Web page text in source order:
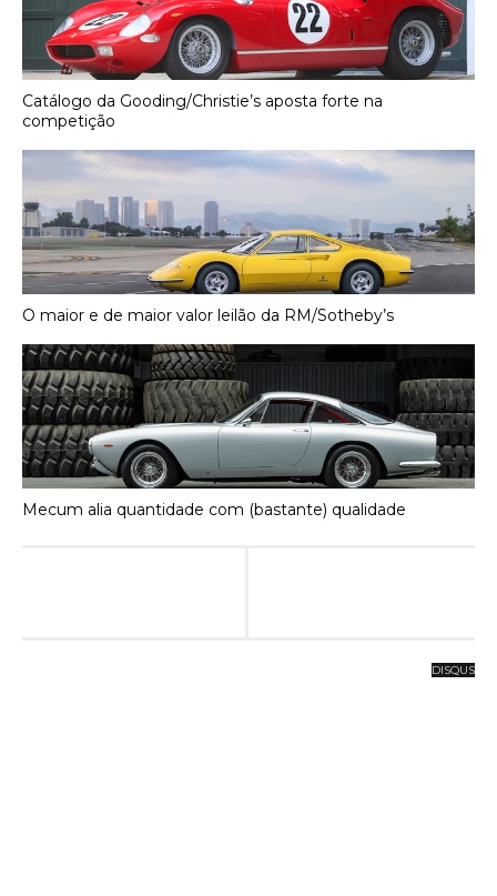
Catálogo da Gooding/Christie’s aposta forte na
competição
O maior e de maior valor leilão da RM/Sotheby’s
Mecum alia quantidade com (bastante) qualidade
DISQUS